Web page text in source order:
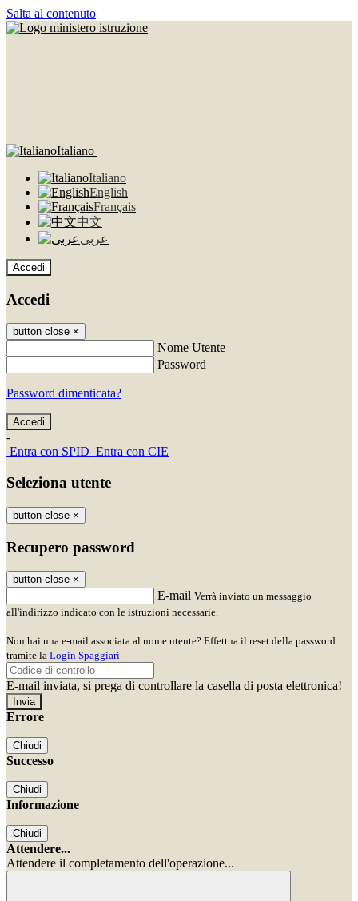
Salta al contenuto
Italiano
Italiano
English
Français
中文
عربى
Accedi
Accedi
button close ×
Nome Utente
Password
Password dimenticata?
-
Entra con SPID Entra con CIE
Seleziona utente
button close ×
Recupero password
button close ×
E-mail Verrà inviato un messaggio
all'indirizzo indicato con le istruzioni necessarie.
Non hai una e-mail associata al nome utente? Effettua il reset della password
tramite la Login Spaggiari
E-mail inviata, si prega di controllare la casella di posta elettronica!
Errore
Chiudi
Successo
Chiudi
Informazione
Chiudi
Attendere...
Attendere il completamento dell'operazione...